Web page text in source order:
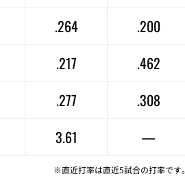
.264
.200
.217
.462
.277
.308
3.61 —
※直近打率は直近5試合の打率です。